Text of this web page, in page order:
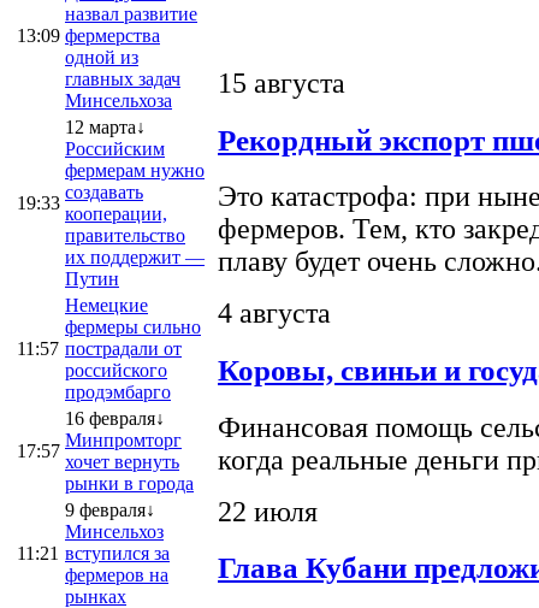
13:09
назвал развитие
фермерства
одной из
главных задач
Минсельхоза
19:33
12 марта↓
Российским
фермерам нужно
создавать
кооперации,
правительство
их поддержит —
Путин
11:57
Немецкие
фермеры сильно
пострадали от
российского
продэмбарго
17:57
16 февраля↓
Минпромторг
хочет вернуть
рынки в города
11:21
9 февраля↓
Минсельхоз
вступился за
фермеров на
рынках
15 августа
Рекордный экспорт
Это катастрофа: при
фермеров. Тем, кто
плаву будет очень
4 августа
Коровы, свиньи и
Финансовая помощь
когда реальные деньги
22 июля
Глава Кубани